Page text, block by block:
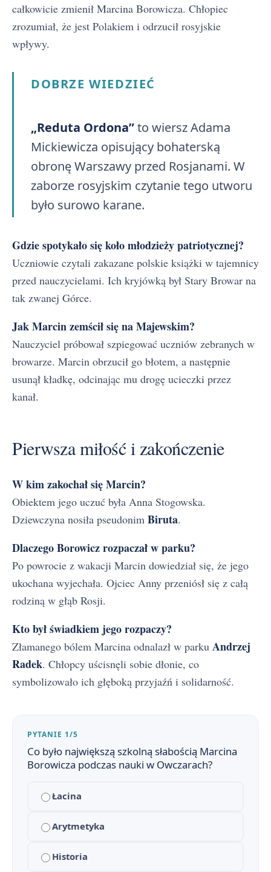
całkowicie zmienił Marcina Borowicza. Chłopiec
zrozumiał, że jest Polakiem i odrzucił rosyjskie
wpływy.
DOBRZE WIEDZIEĆ
„Reduta Ordona”to wiersz Adama
Mickiewicza opisujący bohaterską
obronę Warszawy przed Rosjanami. W
zaborze rosyjskim czytanie tego utworu
było surowo karane.
Gdzie spotykało się koło młodzieży patriotycznej?
Uczniowie czytali zakazane polskie książki w tajemnicy
przed nauczycielami. Ich kryjówką był Stary Browar na
tak zwanej Górce.
Jak Marcin zemścił się na Majewskim?
Nauczyciel próbował szpiegować uczniów zebranych w
browarze. Marcin obrzucił go błotem, a następnie
usunął kładkę, odcinając mu drogę ucieczki przez
kanał.
Pierwsza miłość i zakończenie
W kim zakochał się Marcin?
Obiektem jego uczuć była Anna Stogowska.
Dziewczyna nosiła pseudonim Biruta.
Dlaczego Borowicz rozpaczał w parku?
Po powrocie z wakacji Marcin dowiedział się, że jego
ukochana wyjechała. Ojciec Anny przeniósł się z całą
rodziną w głąb Rosji.
Kto był świadkiem jego rozpaczy?
Złamanego bólem Marcina odnalazł w parku Andrzej
Radek. Chłopcy uścisnęli sobie dłonie, co
symbolizowało ich głęboką przyjaźń i solidarność.
PYTANIE 1/5
Co było największą szkolną słabością Marcina
Borowicza podczas nauki w Owczarach?
Łacina
Arytmetyka
Historia